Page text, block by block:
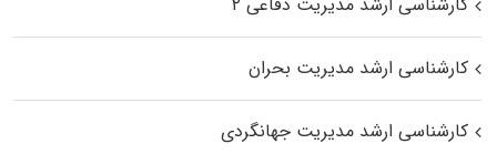
کارشناسی ارشد مدیریت بحران
کارشناسی ارشد مدیریت جهانگردی